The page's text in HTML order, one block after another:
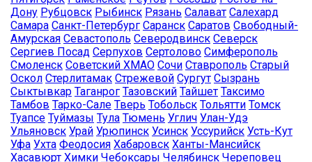
Дону Рубцовск Рыбинск Рязань Салават Салехард
Самара Санкт-Петербург Саранск Саратов Свободный-
Амурская Севастополь Северодвинск Северск
Сергиев Посад Серпухов Сертолово Симферополь
Смоленск Советский ХМАО Сочи Ставрополь Старый
Оскол Стерлитамак Стрежевой Сургут Сызрань
Сыктывкар Таганрог Тазовский Тайшет Таксимо
Тамбов Тарко-Сале Тверь Тобольск Тольятти Томск
Туапсе Туймазы Тула Тюмень Углич Улан-Удэ
Ульяновск Урай Урюпинск Усинск Уссурийск Усть-Кут
Уфа Ухта Феодосия Хабаровск Ханты-Мансийск
Хасавюрт Химки Чебоксары Челябинск Череповец